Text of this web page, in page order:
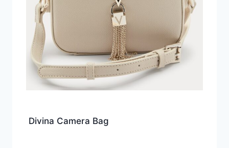
Divina Camera Bag